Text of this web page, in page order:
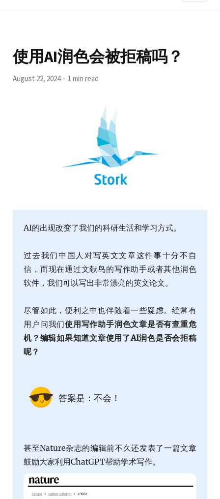
使用AI润色会被拒稿吗？
August 22, 2024 1 min read
AI的出现改变了我们的科研生活和学习方式。
过去我们中国人对写英文文章这件事十分不自
信，而现在通过文献鸟的写作助手或者其他润色
软件，我们可以写出非常漂亮的英文论文。
尽管如此，便利之中也伴随着一些疑虑。经常有
用户问我们使用写作助手润色文章是否有查重危
机？编辑如果知道文章使用了AI润色是否会拒稿
呢？
答案是：不会！
甚至Nature杂志的编辑前不久还发表了一篇文章
鼓励大家利用ChatGPT帮助学术写作。